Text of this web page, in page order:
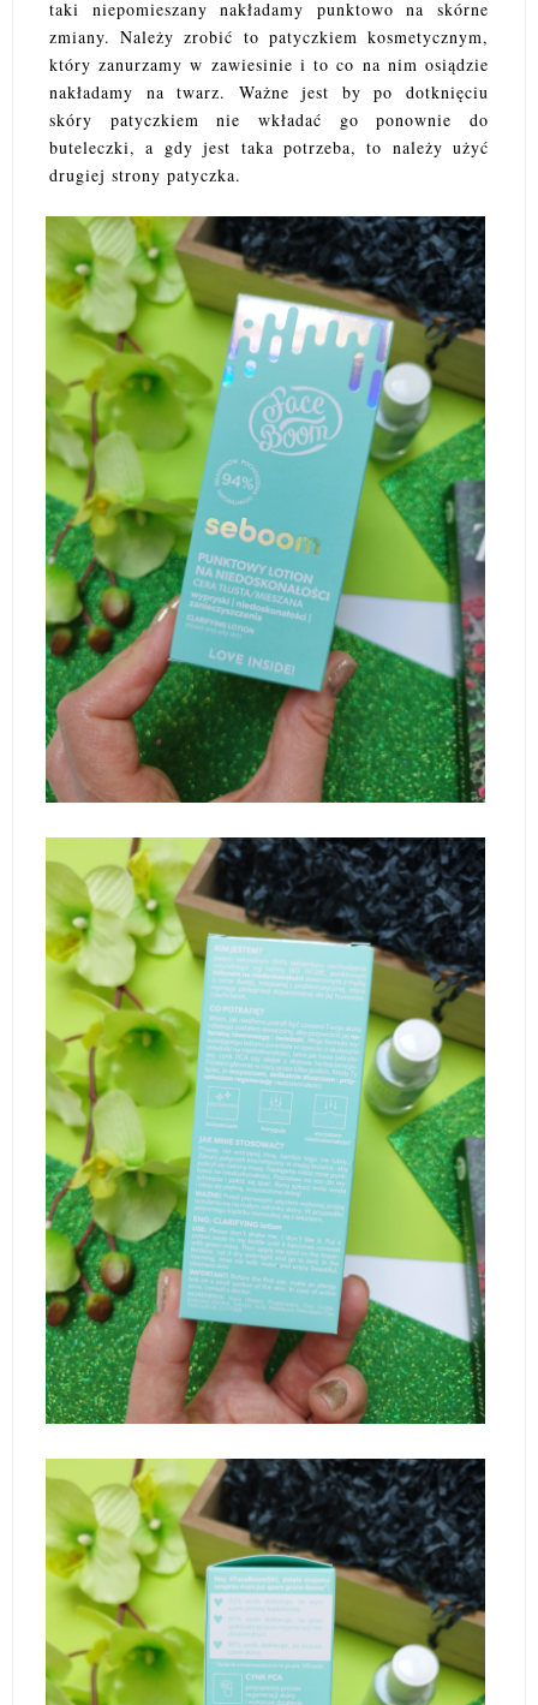
taki niepomieszany nakładamy punktowo na skórne
zmiany. Należy zrobić to patyczkiem kosmetycznym,
który zanurzamy w zawiesinie i to co na nim osiądzie
nakładamy na twarz. Ważne jest by po dotknięciu
skóry patyczkiem nie wkładać go ponownie do
buteleczki, a gdy jest taka potrzeba, to należy użyć
drugiej strony patyczka.